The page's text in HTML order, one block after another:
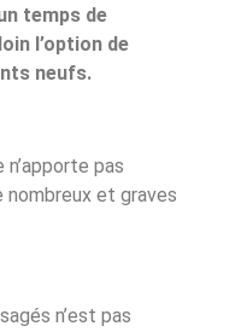
temps de
l’option de
neufs.
pas
nombreux et graves
n’est pas